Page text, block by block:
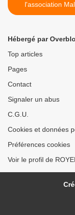
l'association
Hébergé par
Top articles
Pages
Contact
Signaler un abus
C.G.U.
Cookies et données
Préférences cookies
Voir le profil de